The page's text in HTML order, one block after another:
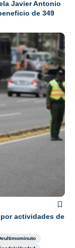
Javier Antonio
de 349
actividades de